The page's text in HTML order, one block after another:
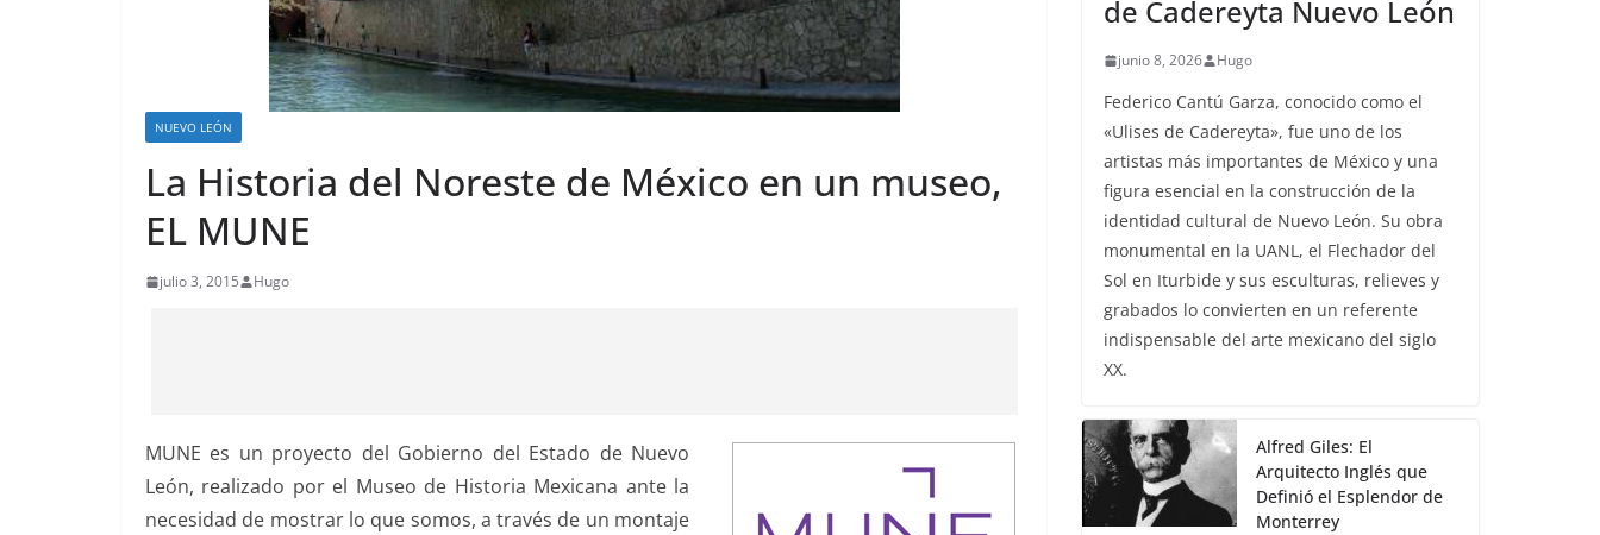
NUEVO LEÓN
La Historia del Noreste de México en un museo,
EL MUNE
julio 3, 2015 Hugo
MUNE es un proyecto del Gobierno del Estado de Nuevo
León, realizado por el Museo de Historia Mexicana ante la
necesidad de mostrar lo que somos, a través de un montaje
de Cadereyta Nuevo León
junio 8, 2026 Hugo
Federico Cantú Garza, conocido como el
«Ulises de Cadereyta», fue uno de los
artistas más importantes de México y una
figura esencial en la construcción de la
identidad cultural de Nuevo León. Su obra
monumental en la UANL, el Flechador del
Sol en Iturbide y sus esculturas, relieves y
grabados lo convierten en un referente
indispensable del arte mexicano del siglo
XX.
Alfred Giles: El
Arquitecto Inglés que
Definió el Esplendor de
Monterrey